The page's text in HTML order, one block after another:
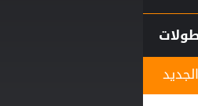
للموسم الكروي المقبل